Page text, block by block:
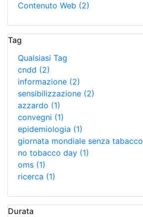
Contenuto Web (2)
Tag
Qualsiasi Tag
cndd (2)
informazione (2)
sensibilizzazione (2)
azzardo (1)
convegni (1)
epidemiologia (1)
giornata mondiale senza tabacco
no tobacco day (1)
oms (1)
ricerca (1)
Durata